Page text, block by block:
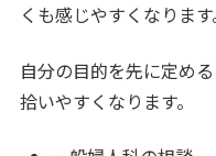
くも感じやすくなります
自分の目的を先に定め
拾いやすくなります。